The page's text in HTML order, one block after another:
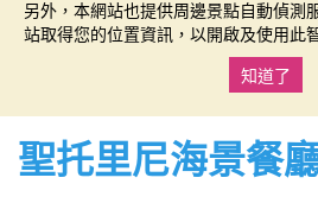
另外，本網站也提供周邊景點自動偵測
站取得您的位置資訊，以開啟及使用此
知道了
聖托里尼海景餐